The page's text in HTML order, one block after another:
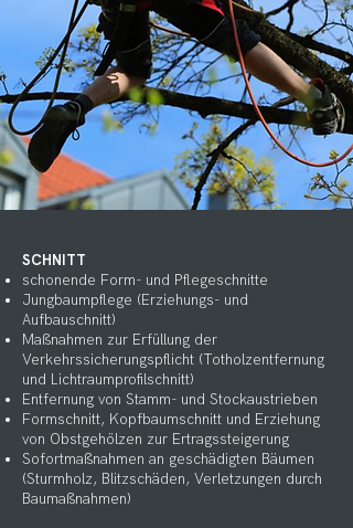
SCHNITT
schonende Form- und Pflegeschnitte
Jungbaumpflege (Erziehungs- und
Aufbauschnitt)
Maßnahmen zur Erfüllung der
Verkehrssicherungspflicht (Totholzentfernung
und Lichtraumprofilschnitt)
Entfernung von Stamm- und Stockaustrieben
Formschnitt, Kopfbaumschnitt und Erziehung
von Obstgehölzen zur Ertragssteigerung
Sofortmaßnahmen an geschädigten Bäumen
(Sturmholz, Blitzschäden, Verletzungen durch
Baumaßnahmen)